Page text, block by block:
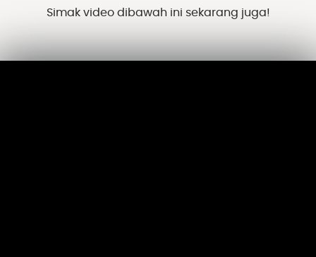
Simak video dibawah ini sekarang juga!